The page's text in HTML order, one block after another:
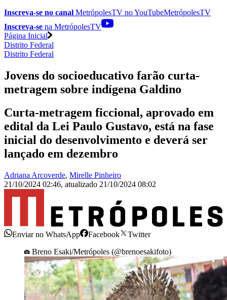
Inscreva-se no canal MetrópolesTV noYouTubeMetrópolesTV
Inscreva-se na MetrópolesTV
Página Inicial
Distrito Federal
Distrito Federal
Jovens do socioeducativo farão curta-
metragem sobre indígena Galdino
Curta-metragem ficcional, aprovado em
edital da Lei Paulo Gustavo, está na fase
inicial do desenvolvimento e deverá ser
lançado em dezembro
Adriana Arcoverde, Mirelle Pinheiro
21/10/2024 02:46, atualizado 21/10/2024 08:02
Enviar no WhatsApp Facebook
Twitter
Breno Esaki/Metrópoles (@brenoesakifoto)